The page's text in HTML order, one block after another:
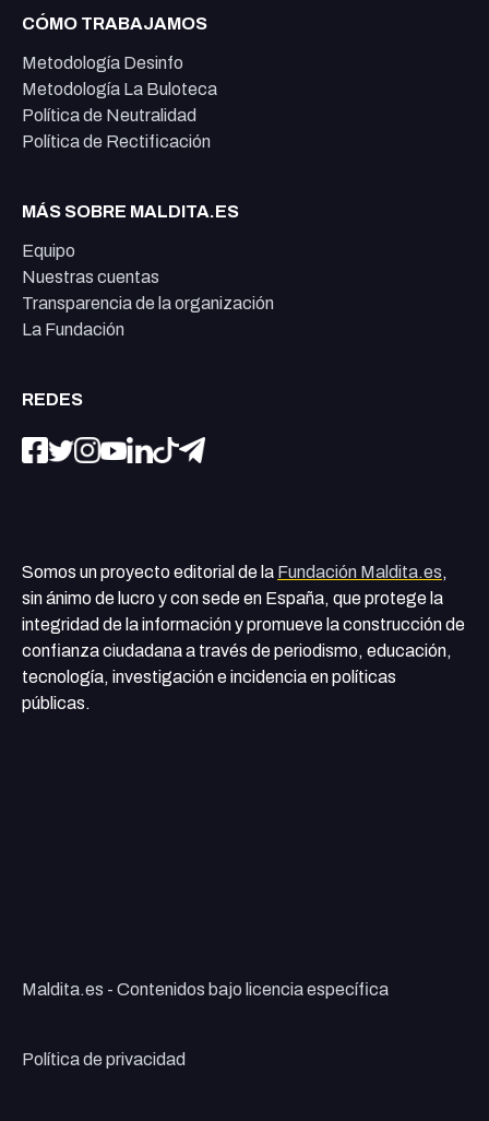
CÓMO TRABAJAMOS
Metodología Desinfo
Metodología La Buloteca
Política de Neutralidad
Política de Rectificación
MÁS SOBRE MALDITA.ES
Equipo
Nuestras cuentas
Transparencia de la organización
La Fundación
REDES
Somos un proyecto editorial de la Fundación Maldita.es,
sin ánimo de lucro y con sede en España, que protege la
integridad de la información y promueve la construcción de
confianza ciudadana a través de periodismo, educación,
tecnología, investigación e incidencia en políticas
públicas.
Maldita.es - Contenidos bajo licencia específica
Política de privacidad